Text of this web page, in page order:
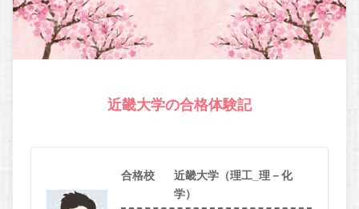
近畿大学の合格体験記
合格校
近畿大学（理工_理－化
学）